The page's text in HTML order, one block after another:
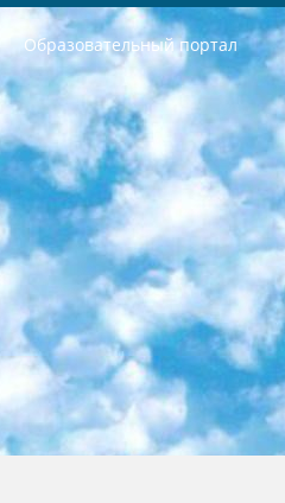
Образовательный портал
РЕСПУБЛИКА УЗБЕКИСТАН МИНИСТРЕРСТВО ДОШКОЛЬНОГО И ШКОЛЬНОГО ОБРАЗОВАНИЯ КОМАНДА в общеобразовательных учреждениях в 2023-2024 учебном году организация и проведение итоговой государственной аттестации обучающихся о Министра дошкольного и школьного образования Республики Узбекистан от 4 марта 2008 года (постановлением Минюста от 20 марта 2008 года № 1778 государственной регистрации) «Итоговое состояние учащихся общего среднего образования на основании положения об утверждении положения об аттестации общего среднего образования выпускной экзамен студентов в образовательных учреждениях в 2023-2024 учебном году В целях организации и прохождения аттестации приказываю: 1. Следующее: перечень предметов, по которым будет проводиться итоговая государственная аттестация и экзамен формы перевода согласно приложению 1; сертификаты международного образца, оценивающие уровень владения иностранными языками перечень согласно приложению 2; 2. Педагогический при специализированных образовательных учреждениях. научно-практический центр квалификации и международной оценки (Д.Давидова) 2024 г. До 25 марта: задания по предметам, по которым будет проводиться итоговая аттестация разработка и утверждение технических условий; итоговая аттестация на основании разработанного предметного задания разработка вопросов по предметам (устно и письменно), экзамен передача; общеобразовательные средние школы и специальные учебные заведения учащиеся выпускных классов школ и интернатов в агентской системе подготовка базы данных экзаменационных материалов и критериев оценки; перевод базы экзаменационных материалов на все языки обучения подать в Республиканский образовательный центр для изготовления; варианты экзаменов на основе разработанных контрольных материалов пусть будут поставлены задачи формирования. 3. Республиканский образовательный центр (Ш.Худайкулов) до 5 апреля 2024 года. до: база данных предоставленных экзаменационных материалов на все языки обучения перевод и экспертиза; для слепых, слабовидящих, глухих, слабослышащих и умственно отсталых детей учащиеся выпускных классов специализированных школ и школ-интернатов база данных экзаменационных материалов на всех преподаваемых языках подготовка критериев оценки;